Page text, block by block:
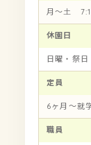
月〜土
休園日
日曜・祭
定員
6ヶ月～就
職員